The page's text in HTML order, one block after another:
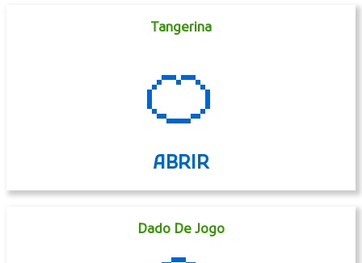
Tangerina
🍊
ABRIR
Dado De Jogo